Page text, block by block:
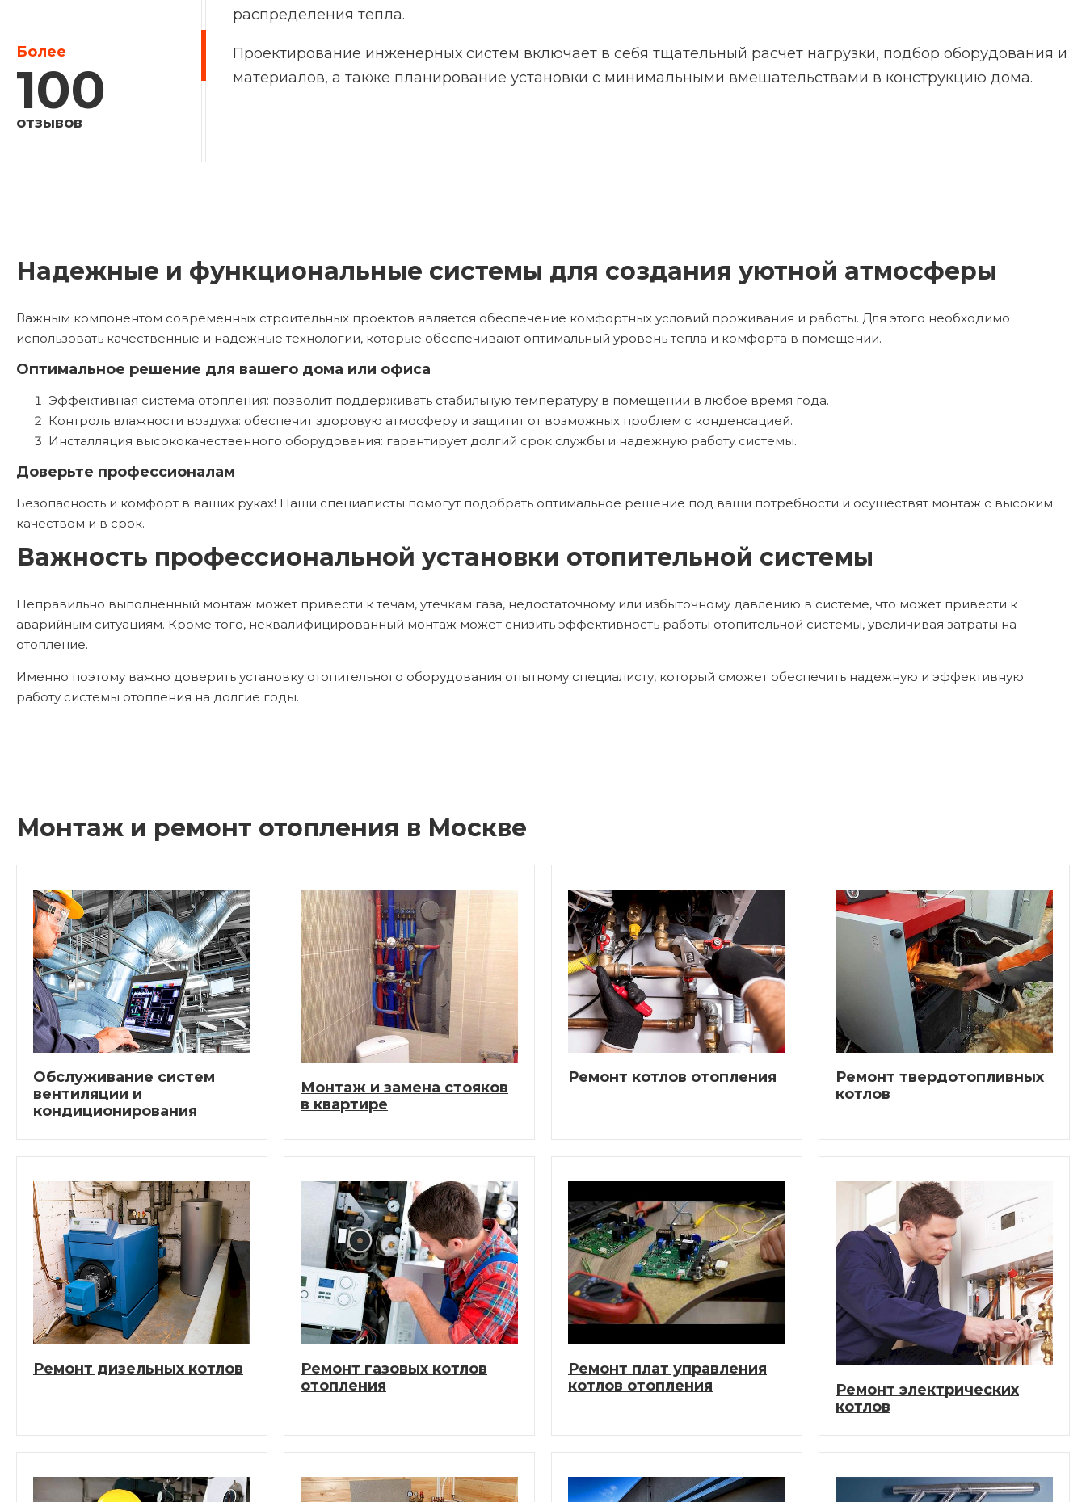
Более
100
отзывов
распределения тепла.
Проектирование инженерных систем включает в себя тщательный расчет нагрузки, подбор оборудования и
материалов, а также планирование установки с минимальными вмешательствами в конструкцию дома.
Надежные и функциональные системы для создания уютной атмосферы
Важным компонентом современных строительных проектов является обеспечение комфортных условий проживания и работы. Для этого необходимо
использовать качественные и надежные технологии, которые обеспечивают оптимальный уровень тепла и комфорта в помещении.
Оптимальное решение для вашего дома или офиса
Эффективная система отопления: позволит поддерживать стабильную температуру в помещении в любое время года.
Контроль влажности воздуха: обеспечит здоровую атмосферу и защитит от возможных проблем с конденсацией.
Инсталляция высококачественного оборудования: гарантирует долгий срок службы и надежную работу системы.
Доверьте профессионалам
Безопасность и комфорт в ваших руках! Наши специалисты помогут подобрать оптимальное решение под ваши потребности и осуществят монтаж с высоким
качеством и в срок.
Важность профессиональной установки отопительной системы
Неправильно выполненный монтаж может привести к течам, утечкам газа, недостаточному или избыточному давлению в системе, что может привести к
аварийным ситуациям. Кроме того, неквалифицированный монтаж может снизить эффективность работы отопительной системы, увеличивая затраты на
отопление.
Именно поэтому важно доверить установку отопительного оборудования опытному специалисту, который сможет обеспечить надежную и эффективную
работу системы отопления на долгие годы.
Монтаж и ремонт отопления в Москве
Обслуживание систем
вентиляции и
кондиционирования
Монтаж и замена стояков
в квартире
Ремонт котлов отопления
Ремонт твердотопливных
котлов
Ремонт дизельных котлов
Ремонт газовых котлов
отопления
Ремонт плат управления
котлов отопления
Ремонт электрических
котлов